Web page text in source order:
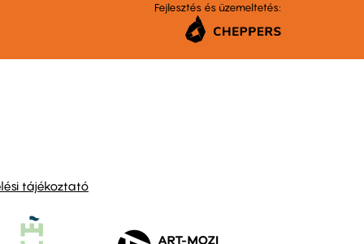
Fejlesztés és üzemeltetés:
tájékoztató